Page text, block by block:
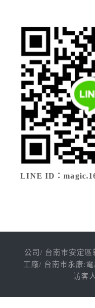
LINE ID：
公司/ 台南市安定
工廠/ 台南市永康:
訪客